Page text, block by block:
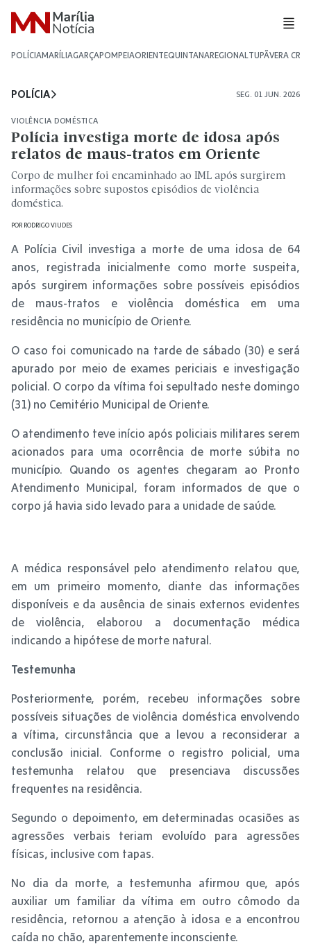
POLÍCIAMARÍLIAGARÇAPOMPEIAORIENTEQUINTANAREGIONALTUPÃVERA CRUZ
POLÍCIA SEG. 01 JUN. 2026
VIOLÊNCIA DOMÉSTICA
Polícia investiga morte de idosa após
relatos de maus-tratos em Oriente
Corpo de mulher foi encaminhado ao IML após surgirem
informações sobre supostos episódios de violência
doméstica.
POR RODRIGO VIUDES
A Polícia Civil investiga a morte de uma idosa de 64
anos, registrada inicialmente como morte suspeita,
após surgirem informações sobre possíveis episódios
de maus-tratos e violência doméstica em uma
residência no município de Oriente.
O caso foi comunicado na tarde de sábado (30) e será
apurado por meio de exames periciais e investigação
policial. O corpo da vítima foi sepultado neste domingo
(31) no Cemitério Municipal de Oriente.
O atendimento teve início após policiais militares serem
acionados para uma ocorrência de morte súbita no
município. Quando os agentes chegaram ao Pronto
Atendimento Municipal, foram informados de que o
corpo já havia sido levado para a unidade de saúde.
A médica responsável pelo atendimento relatou que,
em um primeiro momento, diante das informações
disponíveis e da ausência de sinais externos evidentes
de violência, elaborou a documentação médica
indicando a hipótese de morte natural.
Testemunha
Posteriormente, porém, recebeu informações sobre
possíveis situações de violência doméstica envolvendo
a vítima, circunstância que a levou a reconsiderar a
conclusão inicial. Conforme o registro policial, uma
testemunha relatou que presenciava discussões
frequentes na residência.
Segundo o depoimento, em determinadas ocasiões as
agressões verbais teriam evoluído para agressões
físicas, inclusive com tapas.
No dia da morte, a testemunha afirmou que, após
auxiliar um familiar da vítima em outro cômodo da
residência, retornou a atenção à idosa e a encontrou
caída no chão, aparentemente inconsciente.